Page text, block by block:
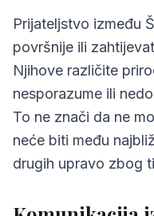
Prijateljstvo između
površnije ili
Njihove različite
nesporazume ili
To ne znači da ne
neće biti među
drugih upravo zbog